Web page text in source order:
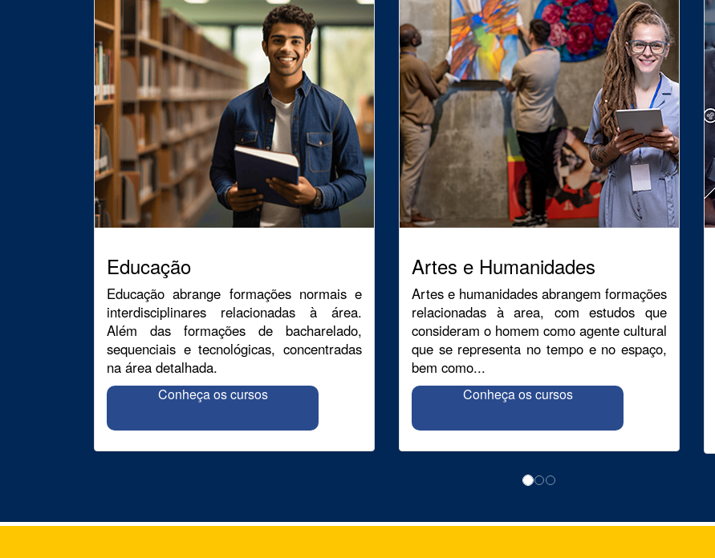
Educação
Educação abrange formações normais e
interdisciplinares relacionadas à área.
Além das formações de bacharelado,
sequenciais e tecnológicas, concentradas
na área detalhada.
Conheça os cursos
Artes e Humanidades
Artes e humanidades abrangem formações
relacionadas à area, com estudos que
consideram o homem como agente cultural
que se representa no tempo e no espaço,
bem como...
Conheça os cursos